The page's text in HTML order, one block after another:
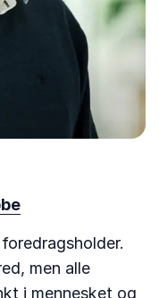
men alle
i mennesket og